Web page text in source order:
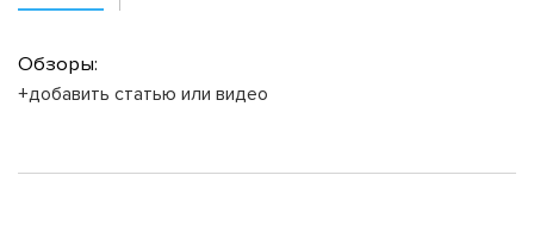
Обзоры:
+добавить статью или видео